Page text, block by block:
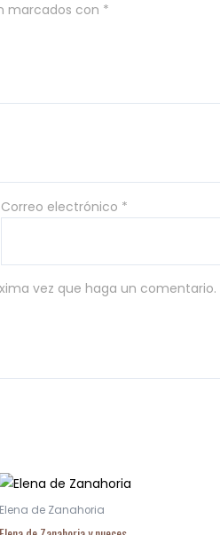
marcados con *
Correo electrónico *
vez que haga un comentario.
Elena de Zanahoria